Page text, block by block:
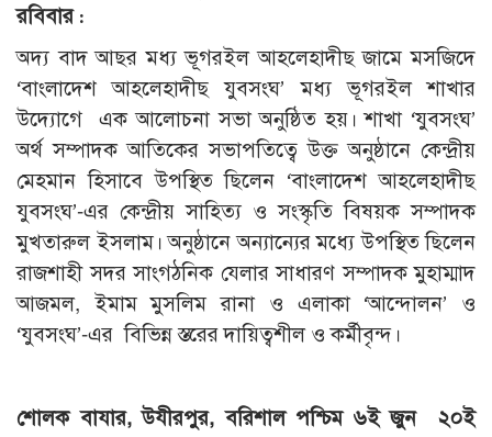
রবিবার :
অদ্য বাদ আছর মধ্য ভূগরইল আহলেহাদীছ জামে মসজিদে
‘বাংলাদেশ আহলেহাদীছ যুবসংঘ’ মধ্য ভূগরইল শাখার
উদ্যোগে এক আলোচনা সভা অনুষ্ঠিত হয়। শাখা ‘যুবসংঘ’
অর্থ সম্পাদক আতিকের সভাপতিত্বে উক্ত অনুষ্ঠানে কেন্দ্রীয়
মেহমান হিসাবে উপস্থিত ছিলেন ‘বাংলাদেশ আহলেহাদীছ
যুবসংঘ’-এর কেন্দ্রীয় সাহিত্য ও সংস্কৃতি বিষয়ক সম্পাদক
মুখতারুল ইসলাম। অনুষ্ঠানে অন্যান্যের মধ্যে উপস্থিত ছিলেন
রাজশাহী সদর সাংগঠনিক যেলার সাধারণ সম্পাদক মুহাম্মাদ
আজমল, ইমাম মুসলিম রানা ও এলাকা ‘আন্দোলন’ ও
‘যুবসংঘ’-এর বিভিন্ন স্তরের দায়িত্বশীল ও কর্মীবৃন্দ।
শোলক বাযার, উযীরপুর, বরিশাল পশ্চিম ৬ই জুন ২০ই